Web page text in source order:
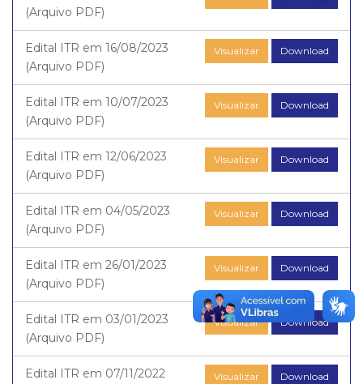
(Arquivo PDF)
Visualizar Download
Edital ITR em 16/08/2023
(Arquivo PDF)
Visualizar Download
Edital ITR em 10/07/2023
(Arquivo PDF)
Visualizar Download
Edital ITR em 12/06/2023
(Arquivo PDF)
Visualizar Download
Edital ITR em 04/05/2023
(Arquivo PDF)
Visualizar Download
Edital ITR em 26/01/2023
(Arquivo PDF)
Visualizar Download
Edital ITR em 03/01/2023
(Arquivo PDF)
Visualizar Download
Edital ITR em 07/11/2022